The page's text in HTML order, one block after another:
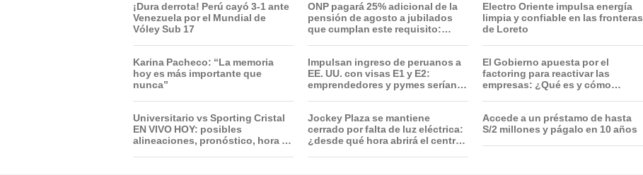
¡Dura derrota! Perú cayó 3-1 ante
Venezuela por el Mundial de
Vóley Sub 17
Karina Pacheco: “La memoria
hoy es más importante que
nunca”
Universitario vs Sporting Cristal
EN VIVO HOY: posibles
alineaciones, pronóstico, hora y
ONP pagará 25% adicional de la
pensión de agosto a jubilados
que cumplan este requisito:
Impulsan ingreso de peruanos a
EE. UU. con visas E1 y E2:
emprendedores y pymes serían
Jockey Plaza se mantiene
cerrado por falta de luz eléctrica:
¿desde qué hora abrirá el centro
Electro Oriente impulsa energía
limpia y confiable en las fronteras
de Loreto
El Gobierno apuesta por el
factoring para reactivar las
empresas: ¿Qué es y cómo
Accede a un préstamo de hasta
S/2 millones y págalo en 10 años